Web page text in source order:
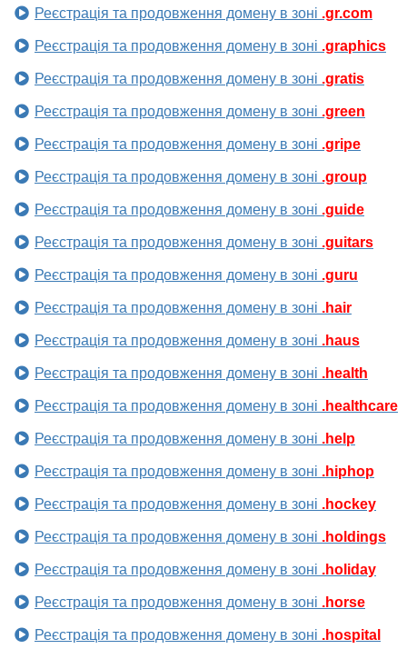
Реєстрація та продовження домену в зоні .gr.com
Реєстрація та продовження домену в зоні .graphics
Реєстрація та продовження домену в зоні .gratis
Реєстрація та продовження домену в зоні .green
Реєстрація та продовження домену в зоні .gripe
Реєстрація та продовження домену в зоні .group
Реєстрація та продовження домену в зоні .guide
Реєстрація та продовження домену в зоні .guitars
Реєстрація та продовження домену в зоні .guru
Реєстрація та продовження домену в зоні .hair
Реєстрація та продовження домену в зоні .haus
Реєстрація та продовження домену в зоні .health
Реєстрація та продовження домену в зоні .healthcare
Реєстрація та продовження домену в зоні .help
Реєстрація та продовження домену в зоні .hiphop
Реєстрація та продовження домену в зоні .hockey
Реєстрація та продовження домену в зоні .holdings
Реєстрація та продовження домену в зоні .holiday
Реєстрація та продовження домену в зоні .horse
Реєстрація та продовження домену в зоні .hospital